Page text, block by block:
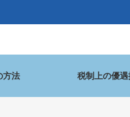
方法 税制上の優